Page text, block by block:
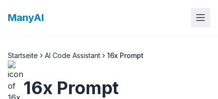
ManyAI
Startseite AI Code Assistant 16x Prompt
16x Prompt